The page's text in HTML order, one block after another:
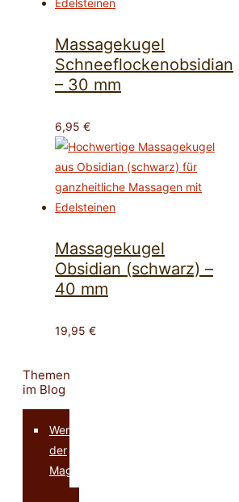
Massagekugel
Schneeflockenobsidian
– 30 mm
6,95 €
Massagekugel
Obsidian (schwarz) –
40 mm
19,95 €
Themen
im Blog
Werkzeuge
der
Magie